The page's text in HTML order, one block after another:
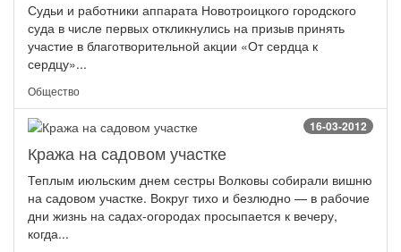
Судьи и работники аппарата Новотроицкого городского
суда в числе первых откликнулись на призыв принять
участие в благотворительной акции «От сердца к
сердцу»...
Общество
16-03-2012
Кража на садовом участке
Теплым июльским днем сестры Волковы собирали вишню
на садовом участке. Вокруг тихо и безлюдно — в рабочие
дни жизнь на садах-огородах просыпается к вечеру,
когда...